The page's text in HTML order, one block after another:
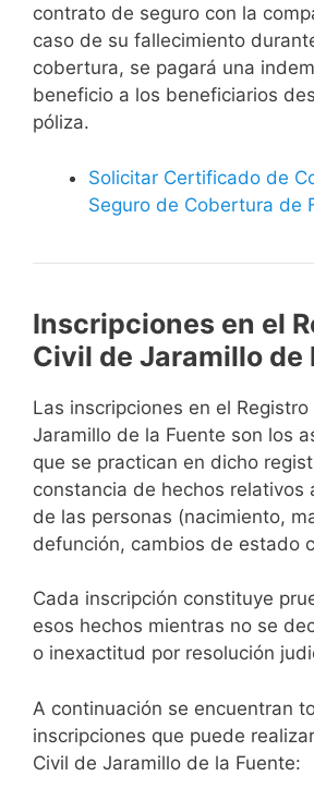
contrato de seguro con la
caso de su fallecimiento
cobertura, se pagará una
beneficio a los beneficiarios
póliza.
Solicitar Certificado de
Seguro de Cobertura de
Inscripciones en el
Civil de Jaramillo de
Las inscripciones en el Registro
Jaramillo de la Fuente son los
que se practican en dicho
constancia de hechos relativos
de las personas (nacimiento,
defunción, cambios de estado
Cada inscripción constituye
esos hechos mientras no se
o inexactitud por resolución
A continuación se encuentran
inscripciones que puede
Civil de Jaramillo de la Fuente: